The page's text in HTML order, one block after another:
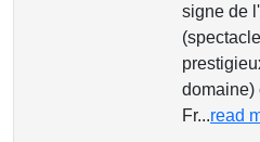
signe de
domaine)
Fr...read